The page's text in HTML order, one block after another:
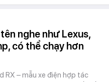
nghe như Lexus,
có thể chạy hơn
RX – mẫu xe điện hợp tác